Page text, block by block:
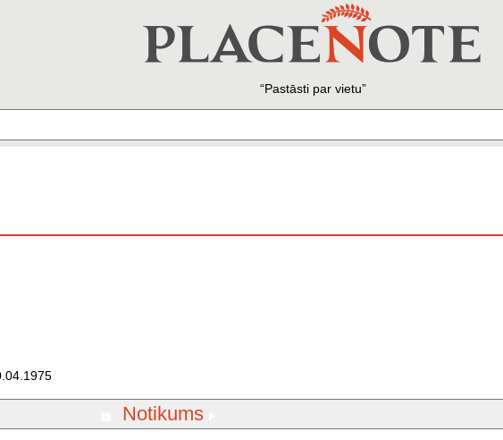
Pastāsti par vietu
Notikums